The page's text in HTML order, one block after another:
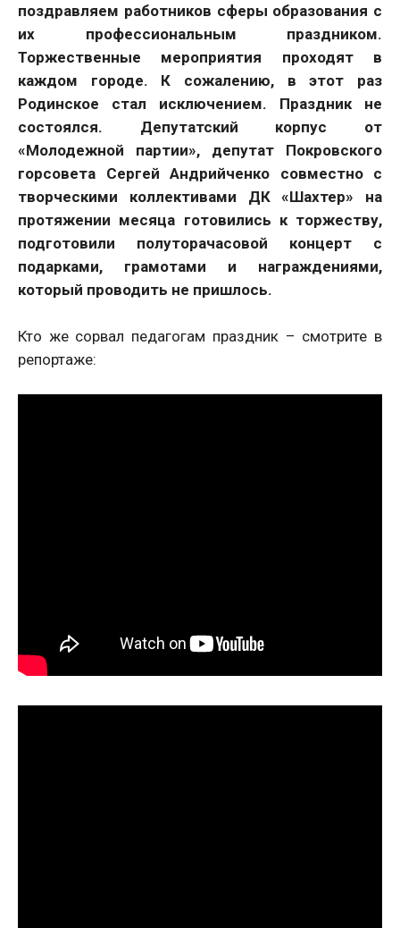
поздравляем работников сферы образования с
их профессиональным праздником.
Торжественные мероприятия проходят в
каждом городе. К сожалению, в этот раз
Родинское стал исключением. Праздник не
состоялся. Депутатский корпус от
«Молодежной партии», депутат Покровского
горсовета Сергей Андрийченко совместно с
творческими коллективами ДК «Шахтер» на
протяжении месяца готовились к торжеству,
подготовили полуторачасовой концерт с
подарками, грамотами и награждениями,
который проводить не пришлось.
Кто же сорвал педагогам праздник – смотрите в
репортаже: